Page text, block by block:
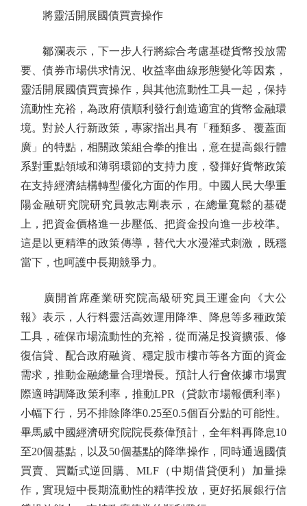
將靈活開展國債買賣操作
鄒瀾表示，下一步人行將綜合考慮基礎貨幣投放需
要、債券市場供求情況、收益率曲線形態變化等因素，
靈活開展國債買賣操作，與其他流動性工具一起，保持
流動性充裕，為政府債順利發行創造適宜的貨幣金融環
境。對於人行新政策，專家指出具有「種類多、覆蓋面
廣」的特點，相關政策組合拳的推出，意在提高銀行體
系對重點領域和薄弱環節的支持力度，發揮好貨幣政策
在支持經濟結構轉型優化方面的作用。中國人民大學重
陽金融研究院研究員敦志剛表示，在總量寬鬆的基礎
上，把資金價格進一步壓低、把資金投向進一步校準。
這是以更精準的政策傳導，替代大水漫灌式刺激，既穩
當下，也呵護中長期競爭力。
廣開首席產業研究院高級研究員王運金向《大公
報》表示，人行料靈活高效運用降準、降息等多種政策
工具，確保市場流動性的充裕，從而滿足投資擴張、修
復信貸、配合政府融資、穩定股市樓市等各方面的資金
需求，推動金融總量合理增長。預計人行會依據市場實
際適時調降政策利率，推動LPR（貸款市場報價利率）
小幅下行，另不排除降準0.25至0.5個百分點的可能性。
畢馬威中國經濟研究院院長蔡偉預計，全年料再降息10
至20個基點，以及50個基點的降準操作，同時通過國債
買賣、買斷式逆回購、MLF（中期借貸便利）加量操
作，實現短中長期流動性的精準投放，更好拓展銀行信